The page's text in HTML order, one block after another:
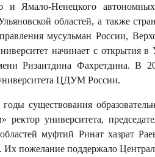
и Ямало-Ненецкого
областей, а также
мусульман России,
начинает с открытия
Ризаитдина Фахретдина. В
ЦДУМ России.
существования
ректор университета,
муфтий Ринат хазрат
пожелание поддержало